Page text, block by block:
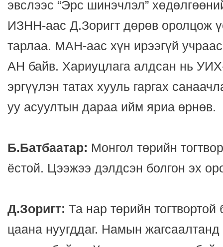
эвслээс “Эрс шинэчлэл”
ИЗНН-аас Д.Зоригт дөрөв оролцож
тарлаа. МАН-аас хүн ирээгүй
АН байв. Хариуцлага алдсан нь
эргүүлэн татах хууль гаргах
уу асуултын дараа ийм яриа өрнөв.
Б.Батбаатар: Монгол төрийн
ёстой. Цээжээ дэлдсэн болгон эх
Д.Зоригт: Та нар төрийн тогтвортой
цаана нуугддаг. Намын жагсаалтанд